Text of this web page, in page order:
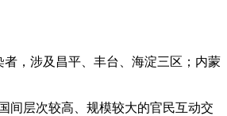
，涉及昌平、丰台、海淀三区；内蒙
间层次较高、规模较大的官民互动交